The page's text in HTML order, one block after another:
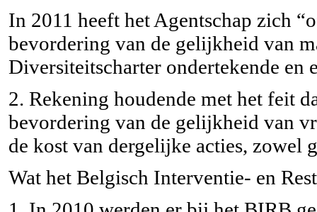
In 2011 heeft het Agentschap zich
bevordering van de gelijkheid van
Diversiteitscharter ondertekende en
2. Rekening houdende met het feit
bevordering van de gelijkheid van
de kost van dergelijke acties, zowel
Wat het Belgisch Interventie- en